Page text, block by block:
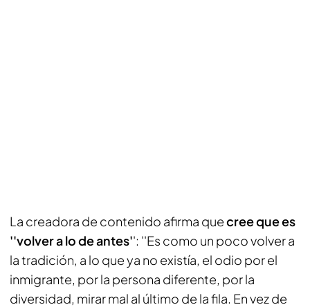
La creadora de contenido afirma quecree que es
''volver a lo de antes'': ''Es como un poco volver a
la tradición, a lo que ya no existía, el odio por el
inmigrante, por la persona diferente, por la
diversidad, mirar mal al último de la fila. En vez de